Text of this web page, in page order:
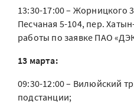
13:30-17:00 – Жорницкого
Песчаная 5-104, пер.
работы по заявке ПАО
13 марта:
09:30-12:00 – Вилюйский
подстанции;